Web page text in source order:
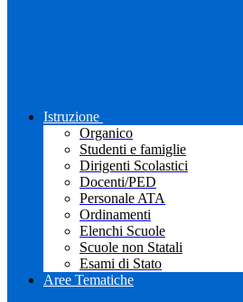
Istruzione
Organico
Studenti e famiglie
Dirigenti Scolastici
Docenti/PED
Personale ATA
Ordinamenti
Elenchi Scuole
Scuole non Statali
Esami di Stato
Aree Tematiche